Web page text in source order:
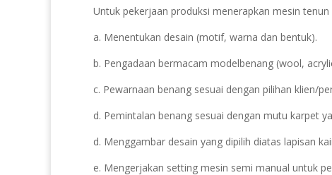
Untuk pekerjaan produksi menerapkan mesin
a. Menentukan desain (motif, warna dan bentuk).
b. Pengadaan bermacam modelbenang (wool,
c. Pewarnaan benang sesuai dengan pilihan klien/
d. Pemintalan benang sesuai dengan mutu karpet
d. Menggambar desain yang dipilih diatas lapisan
e. Mengerjakan setting mesin semi manual untuk